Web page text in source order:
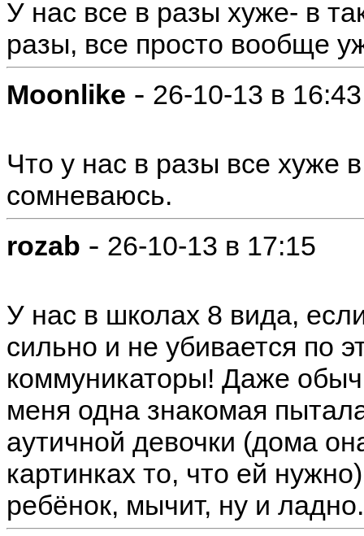
У нас все в разы хуже- в
разы, все просто вообще
Moonlike - 26-10-13 в 16:43
Что у нас в разы все хуже
сомневаюсь.
rozab - 26-10-13 в 17:15
У нас в школах 8 вида,
сильно и не убивается по
коммуникаторы! Даже
меня одна знакомая
аутичной девочки (дома
картинках то, что ей
ребёнок, мычит, ну и